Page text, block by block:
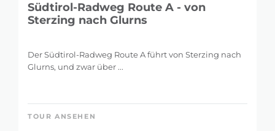
Südtirol-Radweg Route A - von
Sterzing nach Glurns
Der Südtirol-Radweg Route A führt von Sterzing nach
Glurns, und zwar über ...
TOUR ANSEHEN